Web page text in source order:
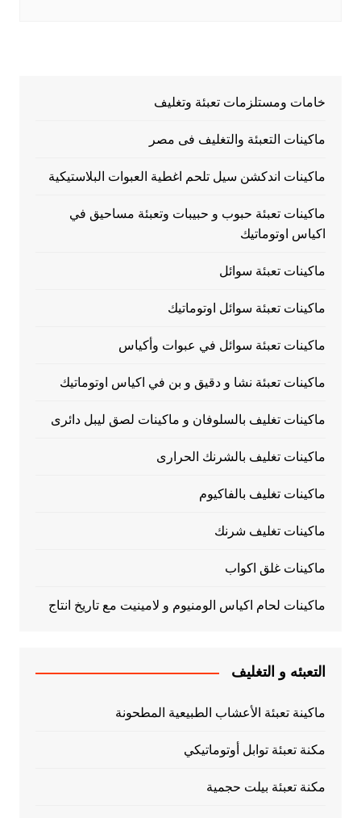
خامات ومستلزمات تعبئة وتغليف
ماكينات التعبئة والتغليف فى مصر
ماكينات اندكشن سيل تلحم اغطية العبوات البلاستيكية
ماكينات تعبئة حبوب و حبيبات وتعبئة مساحيق في
اكياس اوتوماتيك
ماكينات تعبئة سوائل
ماكينات تعبئة سوائل اوتوماتيك
ماكينات تعبئة سوائل في عبوات وأكياس
ماكينات تعبئة نشا و دقيق و بن في اكياس اوتوماتيك
ماكينات تغليف بالسلوفان و ماكينات لصق ليبل دائرى
ماكينات تغليف بالشرنك الحرارى
ماكينات تغليف بالفاكيوم
ماكينات تغليف شرنك
ماكينات غلق اكواب
ماكينات لحام اكياس الومنيوم و لامينيت مع تاريخ انتاج
التعبئه و التغليف
ماكينة تعبئة الأعشاب الطبيعية المطحونة
مكنة تعبئة توابل أوتوماتيكي
مكنة تعبئة بيلت حجمية